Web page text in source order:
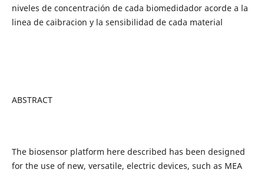
niveles de concentración de cada biomedidador acorde a la
linea de caibracion y la sensibilidad de cada material
ABSTRACT
The biosensor platform here described has been designed
for the use of new, versatile, electric devices, such as MEA